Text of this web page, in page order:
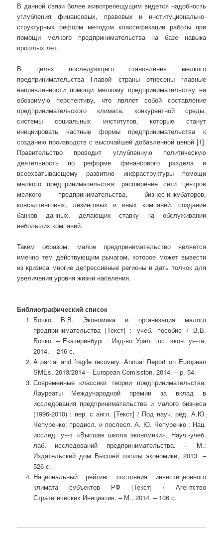
В данной связи более животрепещущим видется надобность
углубления финансовых, правовых и институционально-
структурных реформ методом классификации работы при
помощи мелкого предпринимательства на базе навыка
прошлых лет.
В целях последующего становления мелкого
предпринимательства Главой страны отнесены главные
направленности помощи мелкому предпринимательству на
обозримую перспективу, что являет собой составление
предпринимательского климата, конкурентной среды,
системы социальных институтов, которые станут
инициировать частные формы предпринимательства к
созданию производств с высочайшей добавленной ценой [1].
Правительство проводит углубленную политическую
деятельность по реформе финансового раздела и
всеохватывающему развитию инфраструктуры помощи
мелкого предпринимательства: расширение сети центров
мелкого предпринимательства, бизнес-инкубаторов,
консалтинговых, лизинговых и иных компаний, создание
банков данных, делающих ставку на обслуживании
небольших компаний.
Таким образом, малое предпринимательство является
именно тем действующим рычагом, которое может вывести
из кризиса многие депрессивные регионы и дать толчок для
увеличения уровня жизни населения.
Библиографический список
Бочко В.В. Экономика и организация малого
предпринимательства [Текст] : учеб. пособие / В.В.
Бочко. – Екатеринбург : Изд-во Урал. гос. экон. ун-та,
2014. – 216 с.
A partial and fragile recovery. Annual Report on European
SMEs, 2013/2014 – European Comission, 2014. – p. 54.
Современные классики теории предпринимательства.
Лауреаты Международной премии за вклад в
исследования предпринимательства и малого бизнеса
(1996-2010) : пер. с англ. [Текст] / Под науч. ред. А.Ю.
Чепуренко; предисл. и послесл. А. Ю. Чепуренко ; Нац.
исслед. ун-т «Высшая школа экономики», Науч.-учеб.
лаб. исследований предпринимательства. – М.:
Издательский дом Высшей школы экономики, 2013. –
526 с.
Национальный рейтинг состояния инвестиционного
климата субъектов РФ [Текст] / Агентство
Стратегических Инициатив. – М., 2014. – 106 с.